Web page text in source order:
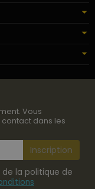
Vous
dans les
la politique de